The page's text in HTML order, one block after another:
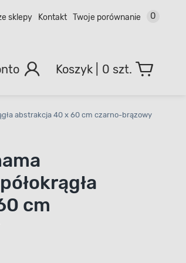
sklepy Kontakt Twoje porównanie 0
0 szt.
abstrakcja 40 x 60 cm czarno-brązowy
cm